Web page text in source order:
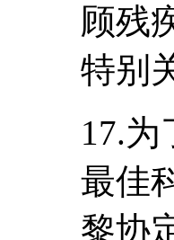
顾残
特别
17.
最佳
黎协